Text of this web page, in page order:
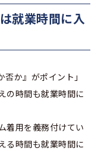
就業時間に入
か』がポイント」
の時間も就業時間に
着用を義務付けてい
る時間も就業時間に